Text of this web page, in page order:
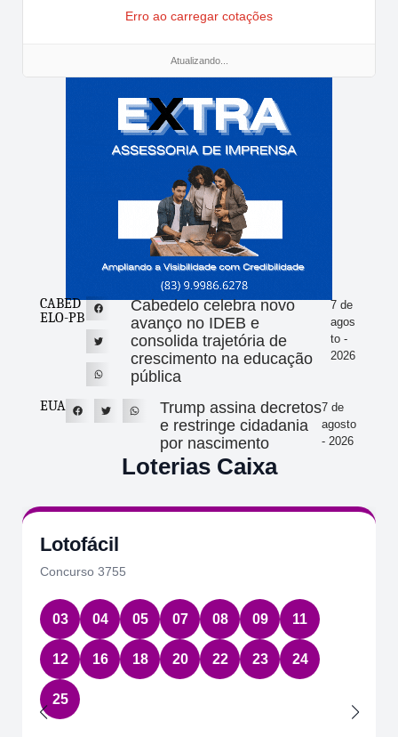
Erro ao carregar cotações
Atualizando...
CABED
ELO-PB
Cabedelo celebra novo
avanço no IDEB e
consolida trajetória de
crescimento na educação
pública
7 de
agos
to -
2026
EUA
Trump assina decretos
e restringe cidadania
por nascimento
7 de
agosto
- 2026
Loterias Caixa
Lotofácil
Concurso 3755
03 04 05 07 08 09 11
12 16 18 20 22 23 24
25